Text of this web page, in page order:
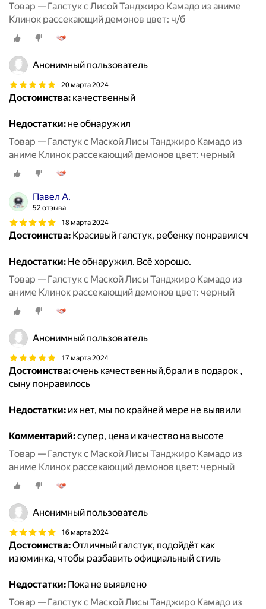
Товар — Галстук с Лисой Танджиро Камадо из аниме
Клинок рассекающий демонов цвет: ч/б
Анонимный пользователь
20 марта 2024
Достоинства: качественный
Недостатки: не обнаружил
Товар — Галстук с Маской Лисы Танджиро Камадо из
аниме Клинок рассекающий демонов цвет: черный
Павел А.
52 отзыва
18 марта 2024
Достоинства: Красивый галстук, ребенку понравилсч
Недостатки: Не обнаружил. Всё хорошо.
Товар — Галстук с Маской Лисы Танджиро Камадо из
аниме Клинок рассекающий демонов цвет: черный
Анонимный пользователь
17 марта 2024
Достоинства:очень качественный,брали в подарок ,
сыну понравилось
Недостатки: их нет, мы по крайней мере не выявили
Комментарий:супер, цена и качество на высоте
Товар — Галстук с Маской Лисы Танджиро Камадо из
аниме Клинок рассекающий демонов цвет: черный
Анонимный пользователь
16 марта 2024
Достоинства:Отличный галстук, подойдёт как
изюминка, чтобы разбавить официальный стиль
Недостатки: Пока не выявлено
Товар — Галстук с Маской Лисы Танджиро Камадо из